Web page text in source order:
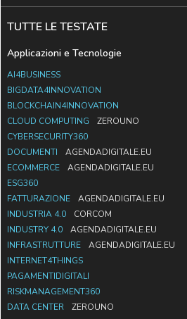
TUTTE LE TESTATE
Applicazioni e Tecnologie
AI4BUSINESS
BIGDATA4INNOVATION
BLOCKCHAIN4INNOVATION
CLOUD COMPUTING
ZEROUNO
CYBERSECURITY360
DOCUMENTI
AGENDADIGITALE.EU
ECOMMERCE
AGENDADIGITALE.EU
ESG360
FATTURAZIONE
AGENDADIGITALE.EU
INDUSTRIA 4.0
CORCOM
INDUSTRY 4.0
AGENDADIGITALE.EU
INFRASTRUTTURE
AGENDADIGITALE.EU
INTERNET4THINGS
PAGAMENTIDIGITALI
RISKMANAGEMENT360
DATA CENTER
ZEROUNO